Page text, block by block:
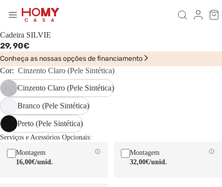
Cadeira SILVIE
29,90€
Conheça as nossas opções de financiamento
Cor: Cinzento Claro (Pele Sintética)
Cinzento Claro (Pele Sintética)
Branco (Pele Sintética)
Preto (Pele Sintética)
Serviços e Acessórios Opcionais:
Montagem
16,00€/unid.
Montagem
32,00€/unid.